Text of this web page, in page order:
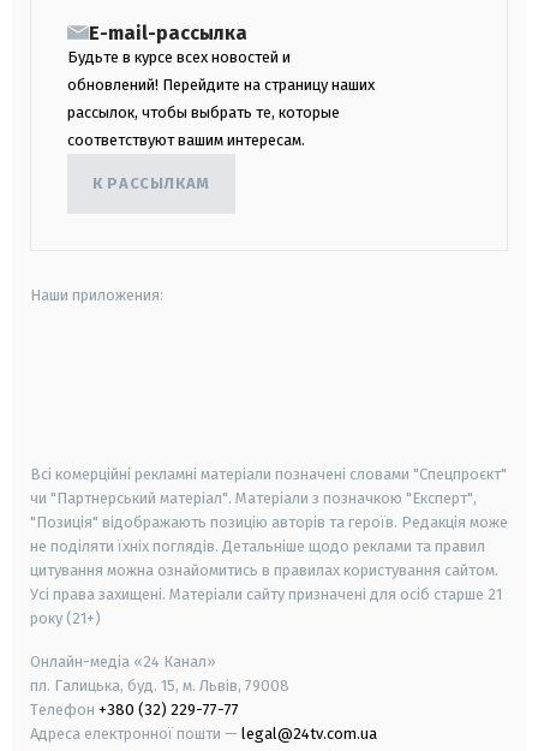
E-mail-рассылка
Будьте в курсе всех новостей и
обновлений! Перейдите на страницу наших
рассылок, чтобы выбрать те, которые
соответствуют вашим интересам.
К РАССЫЛКАМ
Наши приложения:
Всі комерційні рекламні матеріали позначені словами "Спецпроєкт"
чи "Партнерський матеріал". Матеріали з позначкою "Експерт",
"Позиція" відображають позицію авторів та героїв. Редакція може
не поділяти їхніх поглядів. Детальніше щодо реклами та правил
цитування можна ознайомитись в правилах користування сайтом.
Усі права захищені. Матеріали сайту призначені для осіб старше 21
року (21+)
Онлайн-медіа «24 Канал»
пл. Галицька, буд. 15, м. Львів, 79008
Телефон +380 (32) 229-77-77
Адреса електронної пошти — legal@24tv.com.ua